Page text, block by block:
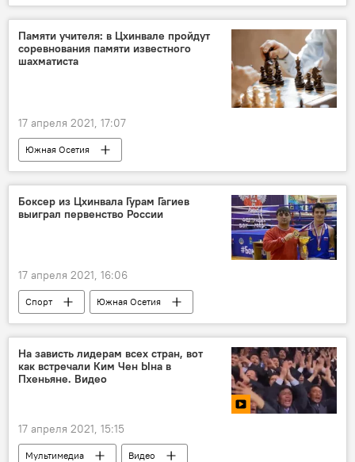
Новости
Культура
Памяти учителя: в Цхинвале пройдут
соревнования памяти известного
шахматиста
17 апреля 2021, 17:07
Южная Осетия
Боксер из Цхинвала Гурам Гагиев
выиграл первенство России
17 апреля 2021, 16:06
Спорт Южная Осетия
На зависть лидерам всех стран, вот
как встречали Ким Чен Ына в
Пхеньяне. Видео
17 апреля 2021, 15:15
Мультимедиа Видео